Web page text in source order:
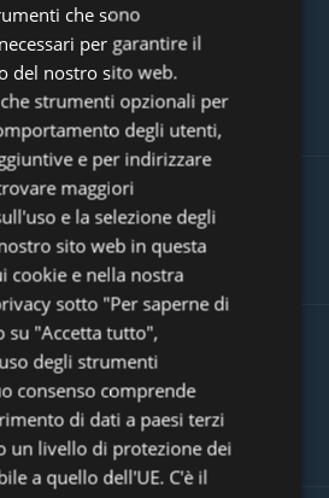
PIÙ CLIENTI
VALUTAZIONI SUL
IL VOSTRO SEO GRAZIE
GENERATI DA CLIENTI
IL VOLUME DELLE
VENDITE
ITALIAN
POLISH
PORTUGUESE
GB
AZ
ARABIC
CZ
SLOVAK
che sono
per garantire il
del nostro sito web.
strumenti opzionali per
degli utenti,
e per indirizzare
maggiori
e la selezione degli
sito web in questa
cookie e nella nostra
sotto "Per saperne di
su "Accetta tutto",
degli strumenti
consenso comprende
di dati a paesi terzi
un livello di protezione dei
a quello dell'UE. C'è il